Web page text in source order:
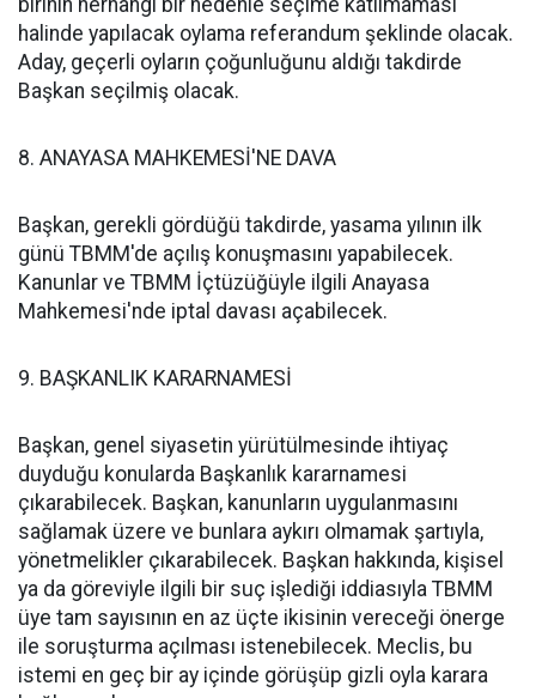
birinin herhangi bir nedenle seçime katılmaması
halinde yapılacak oylama referandum şeklinde olacak.
Aday, geçerli oyların çoğunluğunu aldığı takdirde
Başkan seçilmiş olacak.
8. ANAYASA MAHKEMESİ'NE DAVA
Başkan, gerekli gördüğü takdirde, yasama yılının ilk
günü TBMM'de açılış konuşmasını yapabilecek.
Kanunlar ve TBMM İçtüzüğüyle ilgili Anayasa
Mahkemesi'nde iptal davası açabilecek.
9. BAŞKANLIK KARARNAMESİ
Başkan, genel siyasetin yürütülmesinde ihtiyaç
duyduğu konularda Başkanlık kararnamesi
çıkarabilecek. Başkan, kanunların uygulanmasını
sağlamak üzere ve bunlara aykırı olmamak şartıyla,
yönetmelikler çıkarabilecek. Başkan hakkında, kişisel
ya da göreviyle ilgili bir suç işlediği iddiasıyla TBMM
üye tam sayısının en az üçte ikisinin vereceği önerge
ile soruşturma açılması istenebilecek. Meclis, bu
istemi en geç bir ay içinde görüşüp gizli oyla karara